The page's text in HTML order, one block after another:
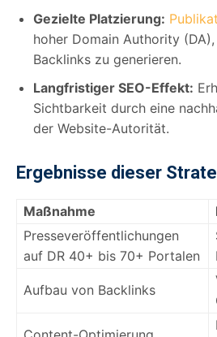
Gezielte Platzierung:
hoher Domain Authority
Backlinks zu generieren.
Langfristiger SEO-Effekt:
Sichtbarkeit durch eine
der Website-Autorität.
Ergebnisse dieser
Maßnahme
Presseveröffentlichungen
auf DR 40+ bis 70+ Portalen
Aufbau von Backlinks